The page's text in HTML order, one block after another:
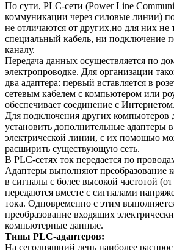
По сути, PLC-сети (Power Line
коммуникации через силовые линии)
не отличаются от других,но для них не
специальный кабель, ни подключение
каналу.
Передача данных осуществляется по
электропроводке. Для организации
два адаптера: первый вставляется в
сетевым кабелем с компьютером или
обеспечивает соединение с Интернетом.
Для подключения других компьютеров
установить дополнительные адаптеры
электрической линии, с их помощью
расширить существующую сеть.
В PLC-сетях ток передается по
Адаптеры выполняют преобразование
в сигналы с более высокой частотой
передаются вместе с сигналами
тока. Одновременно с этим
преобразование входящих
компьютерные данные.
Типы PLC-адаптеров:
На сегодняшний день наиболее